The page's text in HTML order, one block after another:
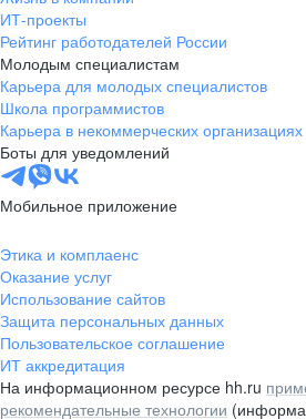
ИТ-проекты
Рейтинг работодателей России
Молодым специалистам
Карьера для молодых специалистов
Школа программистов
Карьера в некоммерческих организациях
Боты для уведомлений
Мобильное приложение
Этика и комплаенс
Оказание услуг
Использование сайтов
Защита персональных данных
Пользовательское соглашение
ИТ аккредитация
На информационном ресурсе hh.ru
рекомендательные технологии